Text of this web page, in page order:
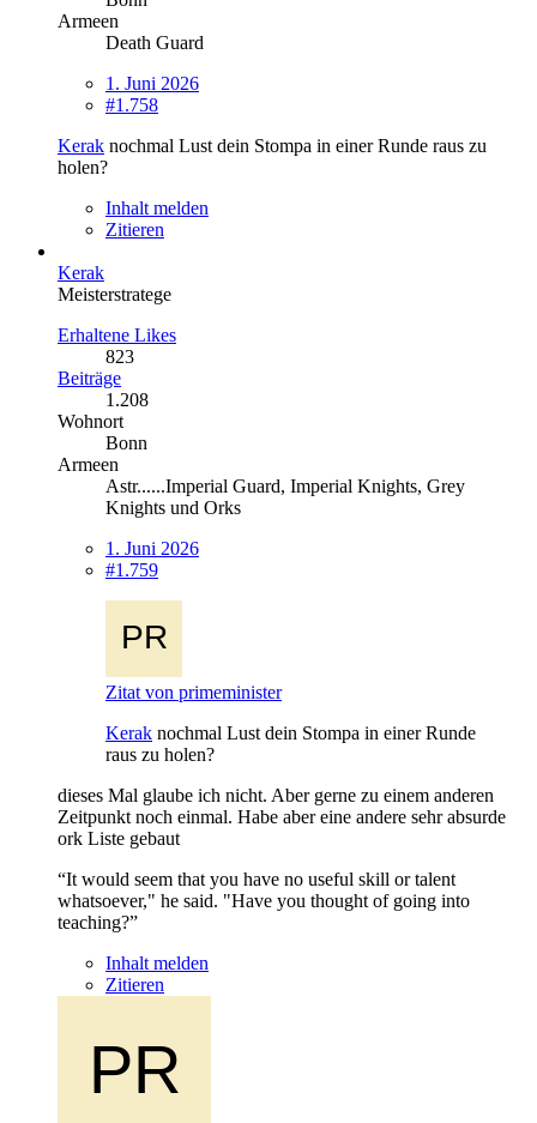
Armeen
Death Guard
1. Juni 2026
#1.758
Kerak nochmal Lust dein Stompa in einer Runde raus zu
holen?
Inhalt melden
Zitieren
Kerak
Meisterstratege
Erhaltene Likes
823
Beiträge
1.208
Wohnort
Bonn
Armeen
Astr......Imperial Guard, Imperial Knights, Grey
Knights und Orks
1. Juni 2026
#1.759
Zitat von primeminister
Kerak nochmal Lust dein Stompa in einer Runde
raus zu holen?
dieses Mal glaube ich nicht. Aber gerne zu einem anderen
Zeitpunkt noch einmal. Habe aber eine andere sehr absurde
ork Liste gebaut
“It would seem that you have no useful skill or talent
whatsoever," he said. "Have you thought of going into
teaching?”
Inhalt melden
Zitieren